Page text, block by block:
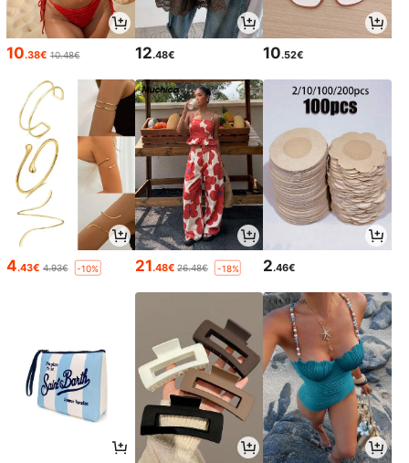
10.38€ 10.48€ 12.48€ 10.52€
4.43€ 4.93€ -10% 21.48€ 26.48€ -18% 2.46€